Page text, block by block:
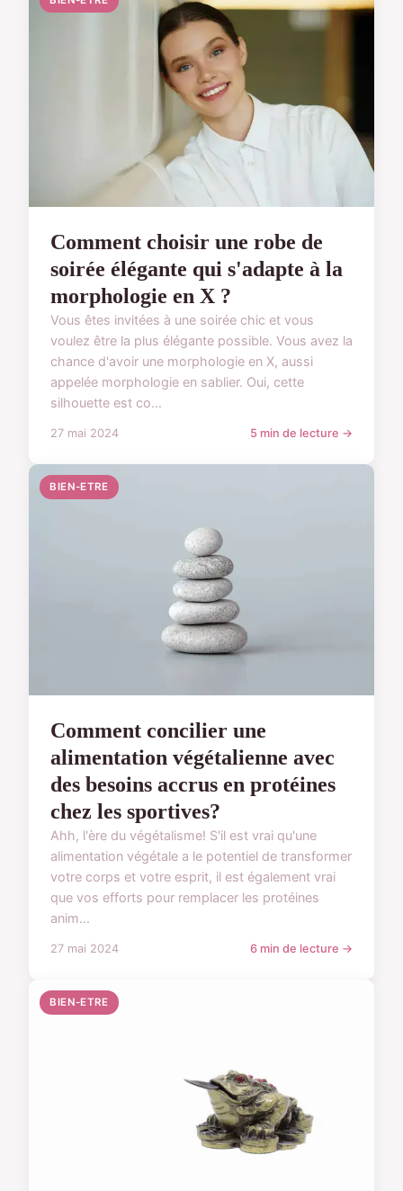
Comment choisir une robe de
soirée élégante qui s'adapte à la
morphologie en X ?
Vous êtes invitées à une soirée chic et vous
voulez être la plus élégante possible. Vous avez la
chance d'avoir une morphologie en X, aussi
appelée morphologie en sablier. Oui, cette
silhouette est co...
27 mai 2024 5 min de lecture →
BIEN-ETRE
Comment concilier une
alimentation végétalienne avec
des besoins accrus en protéines
chez les sportives?
Ahh, l'ère du végétalisme! S'il est vrai qu'une
alimentation végétale a le potentiel de transformer
votre corps et votre esprit, il est également vrai
que vos efforts pour remplacer les protéines
anim...
27 mai 2024 6 min de lecture →
BIEN-ETRE